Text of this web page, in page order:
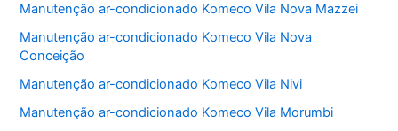
Manutenção ar-condicionado Komeco Vila Nova Mazzei
Manutenção ar-condicionado Komeco Vila Nova
Conceição
Manutenção ar-condicionado Komeco Vila Nivi
Manutenção ar-condicionado Komeco Vila Morumbi